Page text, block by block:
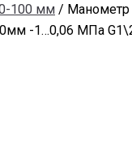
100 мм / Манометр
-1…0,06 МПа